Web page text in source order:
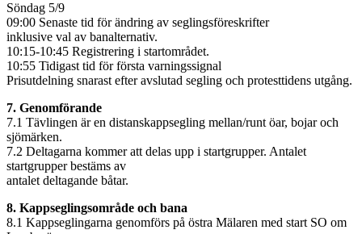
Söndag 5/9
09:00 Senaste tid för ändring av seglingsföreskrifter
inklusive val av banalternativ.
10:15-10:45 Registrering i startområdet.
10:55 Tidigast tid för första varningssignal
Prisutdelning snarast efter avslutad segling och protesttidens utgång.
7. Genomförande
7.1 Tävlingen är en distanskappsegling mellan/runt öar, bojar och
sjömärken.
7.2 Deltagarna kommer att delas upp i startgrupper. Antalet
startgrupper bestäms av
antalet deltagande båtar.
8. Kappseglingsområde och bana
8.1 Kappseglingarna genomförs på östra Mälaren med start SO om